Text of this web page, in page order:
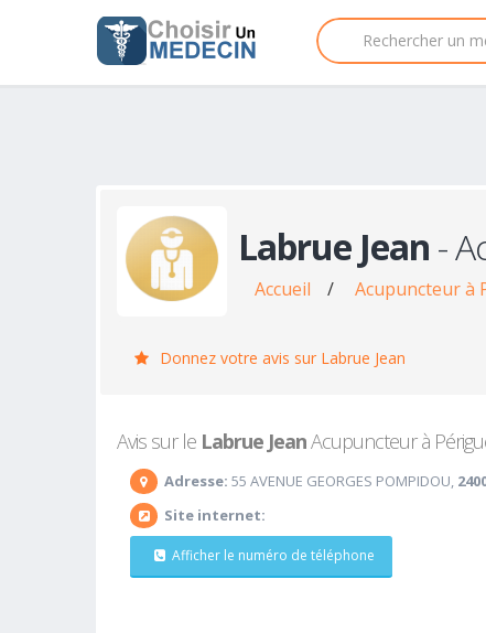
Labrue Jean -
Accueil / Acupuncteur à
Donnez votre avis sur Labrue Jean
Avis sur le Labrue JeanAcupuncteur à
Adresse: 55 AVENUE GEORGES POMPIDOU,
Site internet:
Afficher le numéro de téléphone